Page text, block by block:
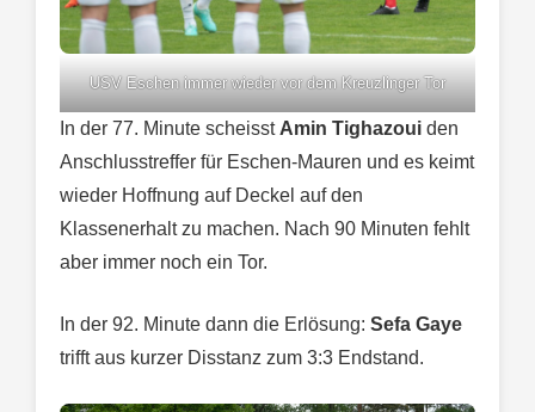
USV Eschen immer wieder vor dem Kreuzlinger Tor
In der 77. Minute scheisstAmin Tighazoui den
Anschlusstreffer für Eschen-Mauren und es keimt
wieder Hoffnung auf Deckel auf den
Klassenerhalt zu machen. Nach 90 Minuten fehlt
aber immer noch ein Tor.
In der 92. Minute dann die Erlösung: Sefa Gaye
trifft aus kurzer Disstanz zum 3:3 Endstand.